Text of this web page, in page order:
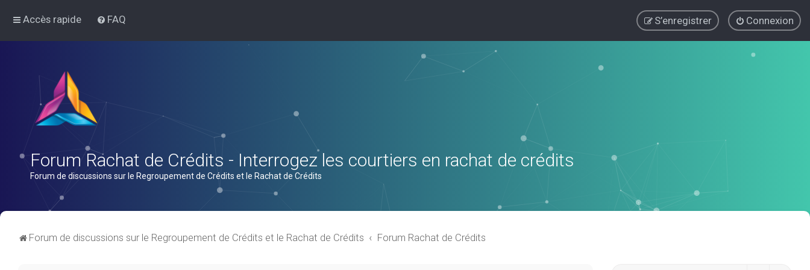
Accès rapide FAQ Connexion
S’enregistrer
Forum Rachat de Crédits - Interrogez les courtiers en rachat de crédits
Forum de discussions sur le Regroupement de Crédits et le Rachat de Crédits
Forum de discussions sur le Regroupement de Crédits et le Rachat de Crédits Forum Rachat de Crédits